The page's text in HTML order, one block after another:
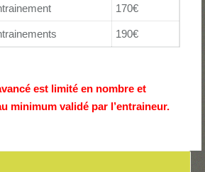
170€
190€
est limité en nombre et
minimum validé par l’entraineur.